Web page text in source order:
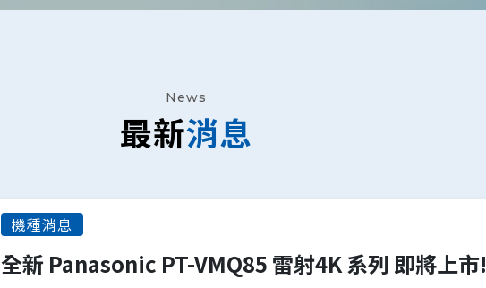
News
最新消息
機種消息
全新 Panasonic PT-VMQ85 雷射4K 系列 即將上市!